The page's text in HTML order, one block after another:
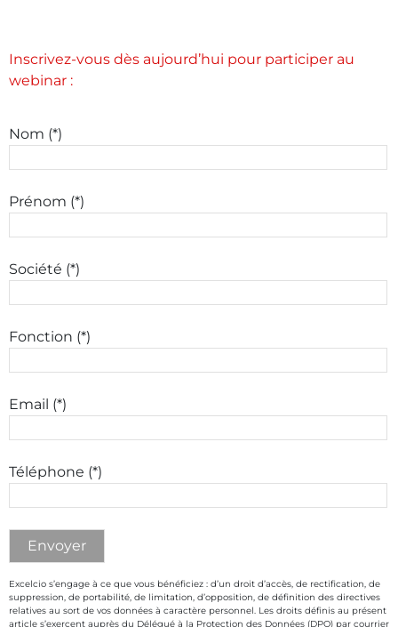
Inscrivez-vous dès aujourd’hui pour participer au
webinar :
Nom (*)
Prénom (*)
Société (*)
Fonction (*)
Email (*)
Téléphone (*)
Excelcio s’engage à ce que vous bénéficiez : d’un droit d’accès, de rectification, de
suppression, de portabilité, de limitation, d’opposition, de définition des directives
relatives au sort de vos données à caractère personnel. Les droits définis au présent
article s’exercent auprès du Délégué à la Protection des Données (DPO) par courrier